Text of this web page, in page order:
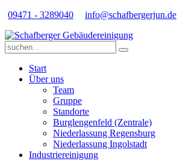
09471 - 3289040 info@schafbergerjun.de
Start
Über uns
Team
Gruppe
Standorte
Burglengenfeld (Zentrale)
Niederlassung Regensburg
Niederlassung Ingolstadt
Industriereinigung